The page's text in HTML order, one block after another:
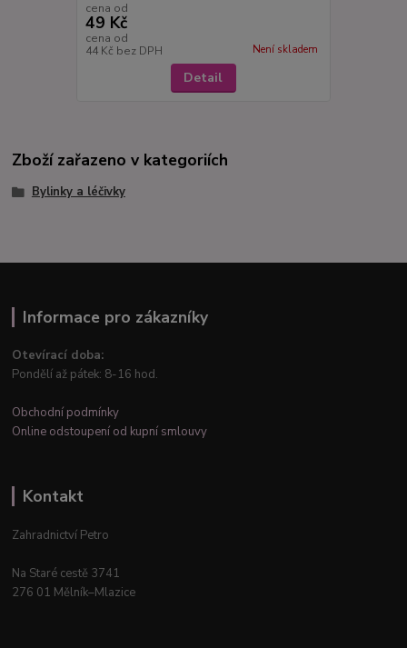
cena od
49 Kč
cena od
44 Kč bez DPH Není skladem
Detail
Zboží zařazeno v kategoriích
Bylinky a léčivky
Informace pro zákazníky
Otevírací doba:
Pondělí až pátek: 8-16 hod.
Obchodní podmínky
Online odstoupení od kupní smlouvy
Kontakt
Zahradnictví Petro
Na Staré cestě 3741
276 01 Mělník–Mlazice